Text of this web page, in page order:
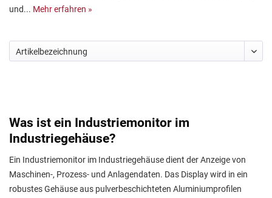
und... Mehr erfahren »
Was ist ein Industriemonitor im
Industriegehäuse?
Ein Industriemonitor im Industriegehäuse dient der Anzeige von
Maschinen-, Prozess- und Anlagendaten. Das Display wird in ein
robustes Gehäuse aus pulverbeschichteten Aluminiumprofilen